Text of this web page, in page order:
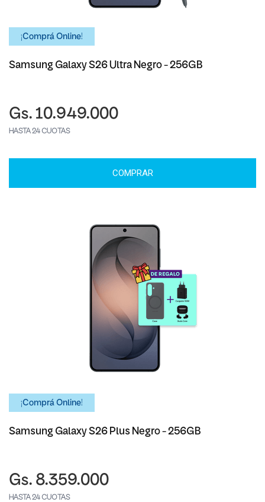
¡Comprá Online!
Samsung Galaxy S26 Ultra Negro - 256GB
Gs. 10.949.000
HASTA 24 CUOTAS
COMPRAR
¡Comprá Online!
Samsung Galaxy S26 Plus Negro - 256GB
Gs. 8.359.000
HASTA 24 CUOTAS